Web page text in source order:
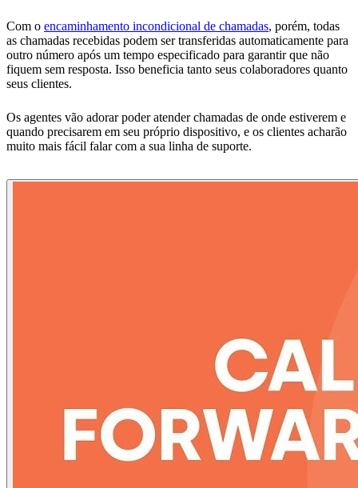
Com o encaminhamento incondicional de chamadas, porém, todas
as chamadas recebidas podem ser transferidas automaticamente para
outro número após um tempo especificado para garantir que não
fiquem sem resposta. Isso beneficia tanto seus colaboradores quanto
seus clientes.
Os agentes vão adorar poder atender chamadas de onde estiverem e
quando precisarem em seu próprio dispositivo, e os clientes acharão
muito mais fácil falar com a sua linha de suporte.